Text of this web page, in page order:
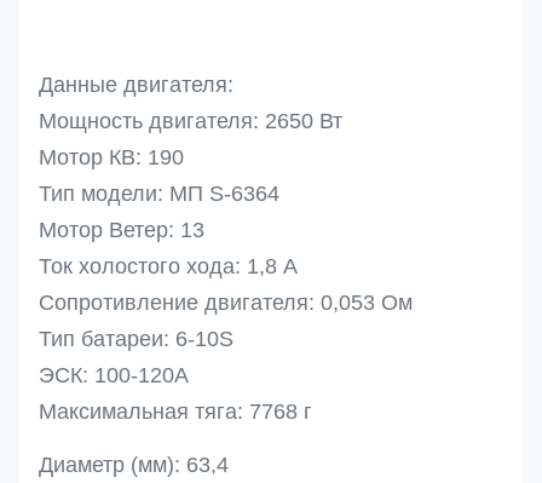
Данные двигателя:
Мощность двигателя: 2650 Вт
Мотор КВ: 190
Тип модели: МП S-6364
Мотор Ветер: 13
Ток холостого хода: 1,8 А
Сопротивление двигателя: 0,053 Ом
Тип батареи: 6-10S
ЭСК: 100-120А
Максимальная тяга: 7768 г
Диаметр (мм): 63,4